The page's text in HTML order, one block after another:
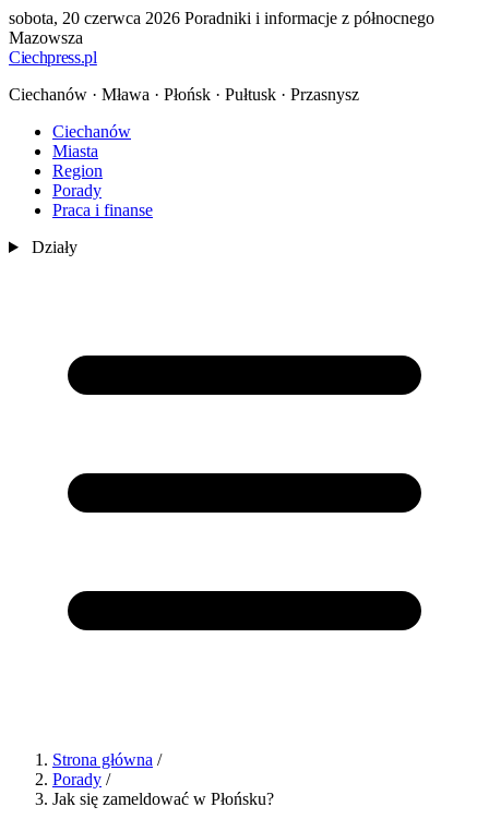
sobota, 20 czerwca 2026 Poradniki i informacje z północnego
Mazowsza
Ciechpress.pl
Ciechanów · Mława · Płońsk · Pułtusk · Przasnysz
Ciechanów
Miasta
Region
Porady
Praca i finanse
Działy
Strona główna /
Porady /
Jak się zameldować w Płońsku?